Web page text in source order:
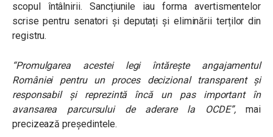
scopul întâlnirii. Sancțiunile iau forma avertismentelor
scrise pentru senatori și deputați și eliminării terților din
registru.
“Promulgarea acestei legi întărește angajamentul
României pentru un proces decizional transparent și
responsabil și reprezintă încă un pas important în
avansarea parcursului de aderare la OCDE”,mai
precizează președintele.